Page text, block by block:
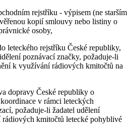
rejstříku - výpisem (ne starším
kopií smlouvy nebo listiny o
osoby,
leteckého rejstříku České republiky,
poznávací značky, požaduje-li
k využívání rádiových kmitočtů na
dopravy České republiky o
v rámci leteckých
požaduje-li žadatel udělení
kmitočtů letecké pohyblivé